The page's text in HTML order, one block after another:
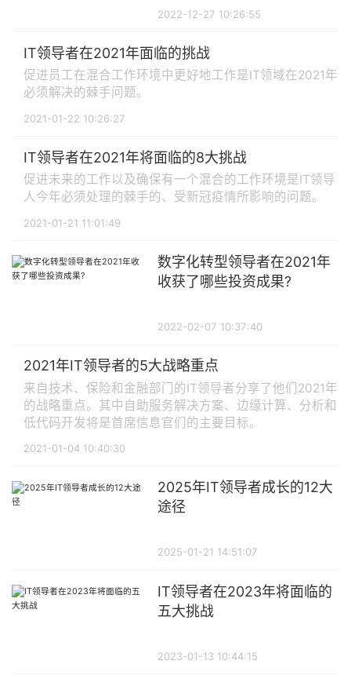
2022-12-27 10:26:55
IT领导者在2021年面临的挑战
促进员工在混合工作环境中更好地工作是IT领域在2021年
必须解决的棘手问题。
2021-01-22 10:26:27
IT领导者在2021年将面临的8大挑战
促进未来的工作以及确保有一个混合的工作环境是IT领导
人今年必须处理的棘手的、受新冠疫情所影响的问题。
2021-01-21 11:01:49
数字化转型领导者在2021年
收获了哪些投资成果?
2022-02-07 10:37:40
2021年IT领导者的5大战略重点
来自技术、保险和金融部门的IT领导者分享了他们2021年
的战略重点。其中自助服务解决方案、边缘计算、分析和
低代码开发将是首席信息官们的主要目标。
2021-01-04 10:40:30
2025年IT领导者成长的12大
途径
2025-01-21 14:51:07
IT领导者在2023年将面临的
五大挑战
2023-01-13 10:44:15